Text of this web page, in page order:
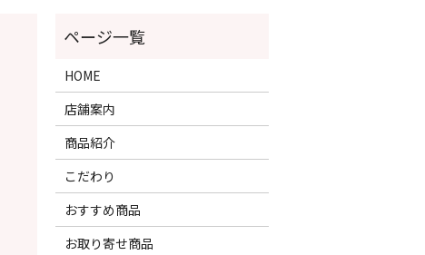
HOME
店舗案内
商品紹介
こだわり
おすすめ商品
お取り寄せ商品